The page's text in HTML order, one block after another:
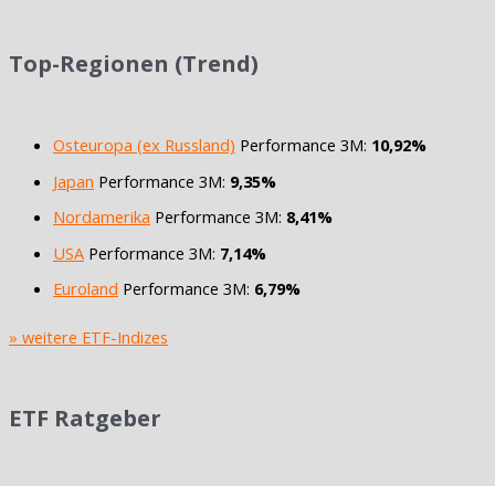
Top-Regionen (Trend)
Osteuropa (ex Russland) Performance 3M: 10,92%
Japan Performance 3M: 9,35%
Nordamerika Performance 3M: 8,41%
USA Performance 3M: 7,14%
Euroland Performance 3M: 6,79%
» weitere ETF-Indizes
ETF Ratgeber